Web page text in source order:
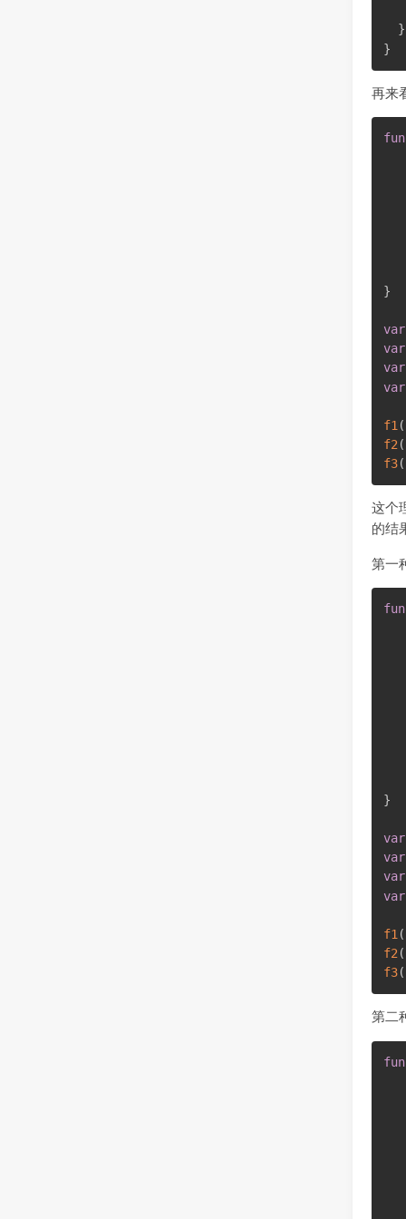
}
}
再来
}
var
var
var
var
f1 (
f2 (
f3(
这个
的结
第一
}
var
var
var
var
f1 (
f2 (
f3(
第二